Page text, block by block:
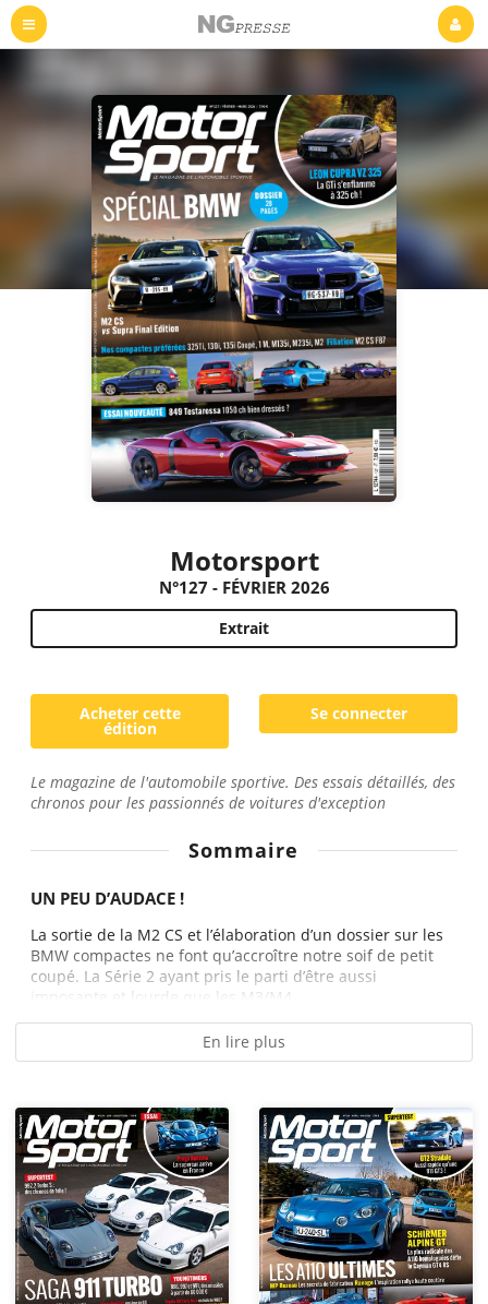
Motorsport
N°127 - FÉVRIER 2026
Extrait
Acheter cette
édition
Se connecter
Le magazine de l'automobile sportive. Des essais détaillés, des
chronos pour les passionnés de voitures d'exception
Sommaire
UN PEU D’AUDACE !
La sortie de la M2 CS et l’élaboration d’un dossier sur les
BMW compactes ne font qu’accroître notre soif de petit
coupé. La Série 2 ayant pris le parti d’être aussi
imposante et lourde que les M3/M4,...
En lire plus